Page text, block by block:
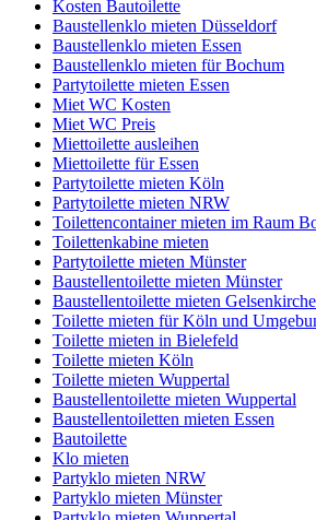
Kosten Bautoilette
Baustellenklo mieten Düsseldorf
Baustellenklo mieten Essen
Baustellenklo mieten für Bochum
Partytoilette mieten Essen
Miet WC Kosten
Miet WC Preis
Miettoilette ausleihen
Miettoilette für Essen
Partytoilette mieten Köln
Partytoilette mieten NRW
Toilettencontainer mieten im Raum
Toilettenkabine mieten
Partytoilette mieten Münster
Baustellentoilette mieten Münster
Baustellentoilette mieten
Toilette mieten für Köln und
Toilette mieten in Bielefeld
Toilette mieten Köln
Toilette mieten Wuppertal
Baustellentoilette mieten Wuppertal
Baustellentoiletten mieten Essen
Bautoilette
Klo mieten
Partyklo mieten NRW
Partyklo mieten Münster